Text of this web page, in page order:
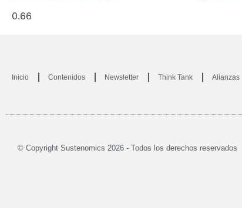
Inicio Contenidos Newsletter Think Tank Alianzas
© Copyright Sustenomics 2026 - Todos los derechos reservados